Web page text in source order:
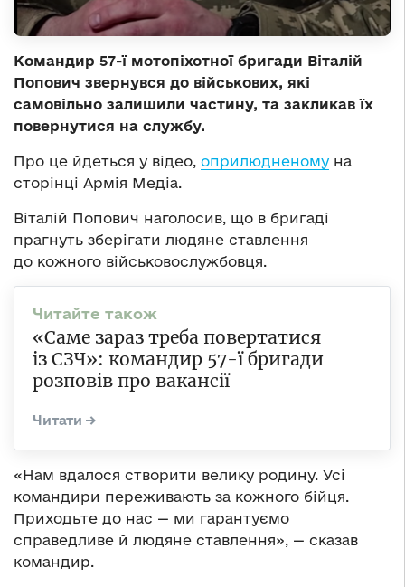
Командир 57-ї мотопіхотної бригади Віталій
Попович звернувся до військових, які
самовільно залишили частину, та закликав їх
повернутися на службу.
Про це йдеться у відео, оприлюдненому на
сторінці Армія Медіа.
Віталій Попович наголосив, що в бригаді
прагнуть зберігати людяне ставлення
до кожного військовослужбовця.
«Саме зараз треба повертатися
із СЗЧ»: командир 57-ї бригади
розповів про вакансії
«Нам вдалося створити велику родину. Усі
командири переживають за кожного бійця.
Приходьте до нас — ми гарантуємо
справедливе й людяне ставлення», — сказав
командир.